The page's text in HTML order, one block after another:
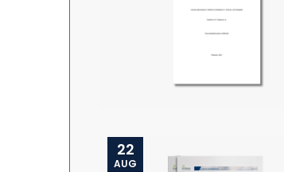
22
AUG